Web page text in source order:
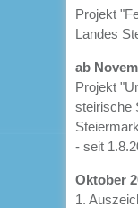
Projekt
Landes
ab
Projekt
steirische
- seit
Oktober
1.